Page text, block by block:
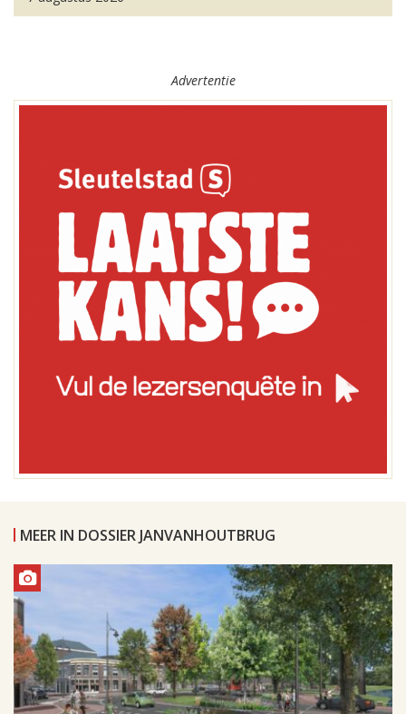
Advertentie
MEER IN DOSSIER JANVANHOUTBRUG